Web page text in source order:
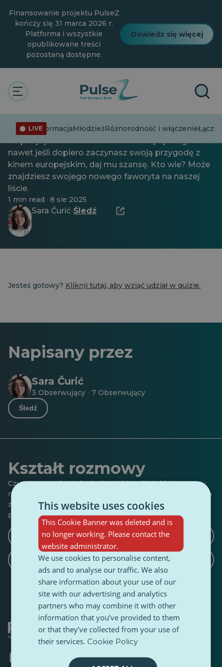
głównej
Finansowanie projektu PulseZ
kończy się 31 marca 2026 r.
Platforma i wszystkie
opublikowane treści
pozostaną dostępne.
Dowiedz się więcej
LIVE
DezinformacjaMłodzieżRóżnorodność i włączenie
Ogólne
Quiz: Ile z tych europejskich
filmów widziałeś?
To pozycja dla miłośników kina europejskiego. Ale
nawet jeśli dopiero zaczynasz swoją przygodę z
kinem europejskim, daj mu szansę. Kto wie? Może
znajdziesz swojego nowego faworyta na naszej
liście.
1 min read · 8 sie 2025
Sara Čurić·Śledź
Jesteś gotowy? Kliknij tutaj, aby wziąć udział w quizie.
Napisany przez
Sara Čurić
3 Obserwujący · 7 Obserwujący
Śledź
Kształt rozmowy
Czy masz coś do dodania do tej historii? Jakieś pomysły
na wywiady lub kąty, które powinniśmy zbadać? Daj nam
znać, jeśli chcesz napisać kontynuację, kontrapunkt lub
podzielić się podobną historią.
Napisz artykuł z kontrargumentami
Napisz powiązany artykuł
Otwiera
się
się
This website uses cookies
This Cookie Banner was deleted and is
no longer working. Please contact the
website administrator.
We use cookies to personalise content,
ads and to analyse our traffic. We also
share information about your use of our
site with our advertising and analytics
partners who may combine it with other
information that you’ve provided to them
or that they’ve collected from your use of
their services. Cookie Policy